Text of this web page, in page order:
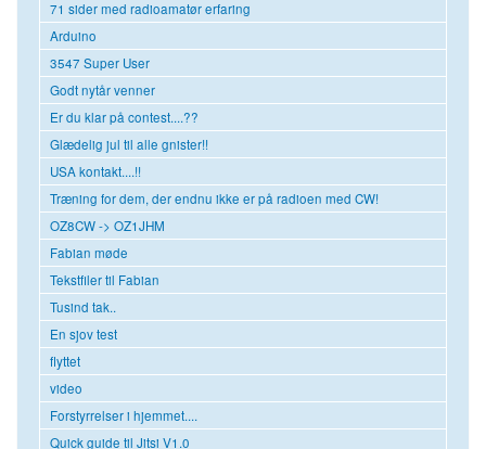
71 sider med radioamatør erfaring
Arduino
3547 Super User
Godt nytår venner
Er du klar på contest....??
Glædelig jul til alle gnister!!
USA kontakt....!!
Træning for dem, der endnu ikke er på radioen med CW!
OZ8CW -> OZ1JHM
Fabian møde
Tekstfiler til Fabian
Tusind tak..
En sjov test
flyttet
video
Forstyrrelser i hjemmet....
Quick guide til Jitsi V1.0